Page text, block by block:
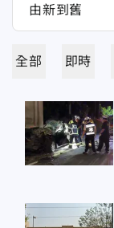
全部 即時